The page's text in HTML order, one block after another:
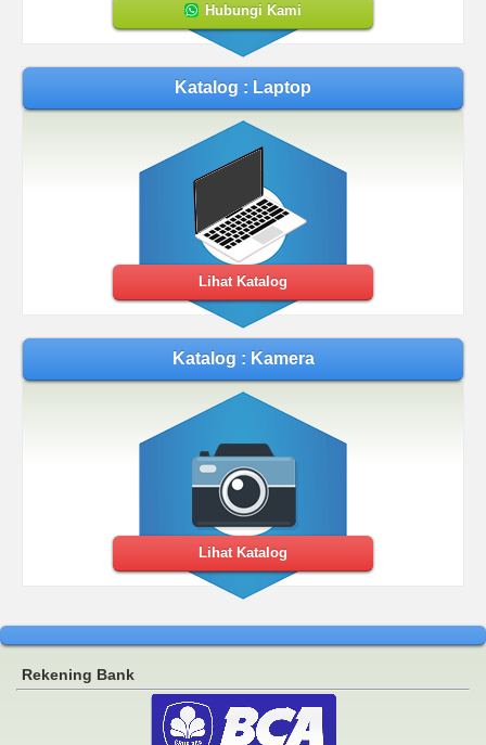
Hubungi Kami
Katalog : Laptop
Lihat Katalog
Katalog : Kamera
Lihat Katalog
Rekening Bank